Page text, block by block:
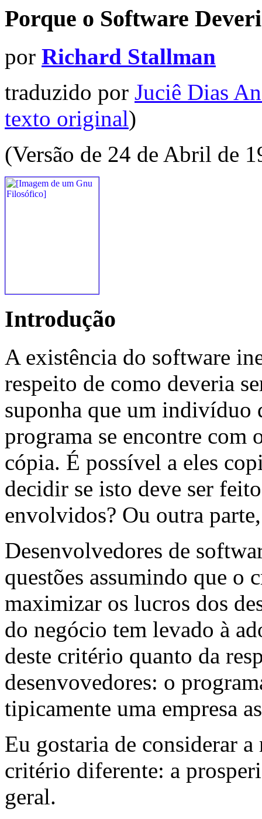
Porque o Software
por Richard Stallman
traduzido por Juciê Dias
texto original)
(Versão de 24 de Abril de
Introdução
A existência do software
respeito de como deveria
suponha que um indivíduo
programa se encontre com
cópia. É possível a eles
decidir se isto deve ser
envolvidos? Ou outra
Desenvolvedores de
questões assumindo que o
maximizar os lucros dos
do negócio tem levado à
deste critério quanto da
desenvovedores: o
tipicamente uma empresa
Eu gostaria de considerar a
critério diferente: a
geral.